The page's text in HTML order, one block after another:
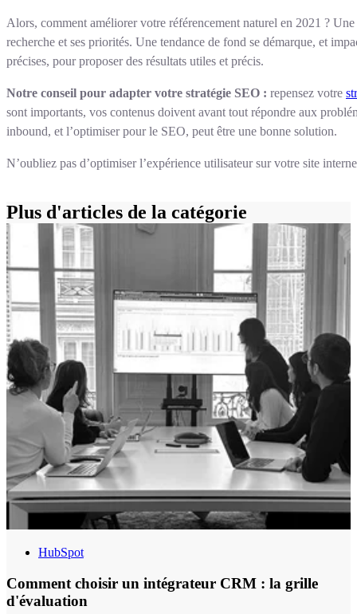
Alors, comment améliorer votre référencement naturel en 2021 ?
recherche et ses priorités. Une tendance de fond se démarque, et
précises, pour proposer des résultats utiles et précis.
Notre conseil pour adapter votre stratégie SEO : repensez votre
sont importants, vos contenus doivent avant tout répondre aux
inbound, et l’optimiser pour le SEO, peut être une bonne solution.
N’oubliez pas d’optimiser l’expérience utilisateur sur votre site
Plus d'articles de la catégorie
HubSpot
Comment choisir un intégrateur CRM : la grille
d'évaluation